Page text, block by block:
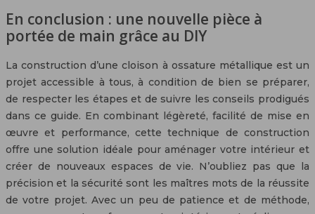
En conclusion : une nouvelle pièce à
portée de main grâce au DIY
La construction d’une cloison à ossature métallique est un
projet accessible à tous, à condition de bien se préparer,
de respecter les étapes et de suivre les conseils prodigués
dans ce guide. En combinant légèreté, facilité de mise en
œuvre et performance, cette technique de construction
offre une solution idéale pour aménager votre intérieur et
créer de nouveaux espaces de vie. N’oubliez pas que la
précision et la sécurité sont les maîtres mots de la réussite
de votre projet. Avec un peu de patience et de méthode,